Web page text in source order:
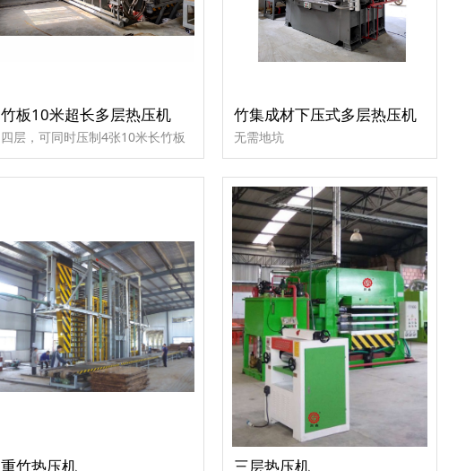
竹板10米超长多层热压机
四层，可同时压制4张10米长竹板
竹集成材下压式多层热压机
无需地坑
重竹热压机 三层热压机